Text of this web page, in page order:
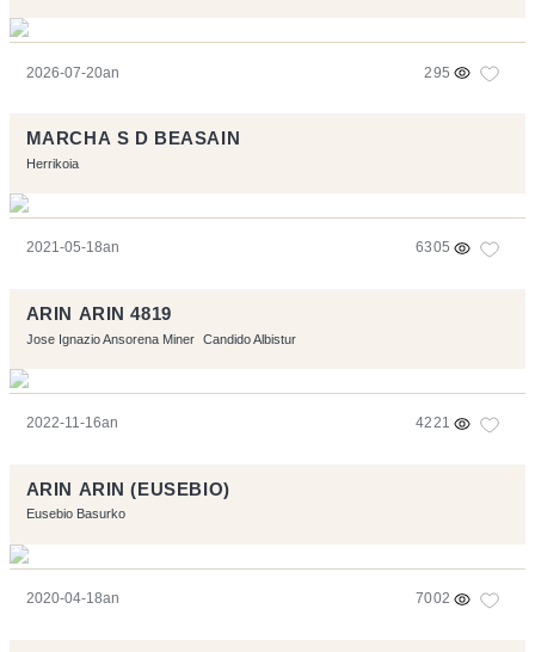
2026-07-20an 295
MARCHA S D BEASAIN
Herrikoia
2021-05-18an 6305
ARIN ARIN 4819
Jose Ignazio Ansorena Miner Candido Albistur
2022-11-16an 4221
ARIN ARIN (EUSEBIO)
Eusebio Basurko
2020-04-18an 7002